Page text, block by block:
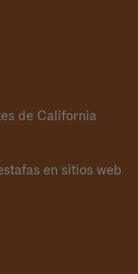
de California
en sitios web